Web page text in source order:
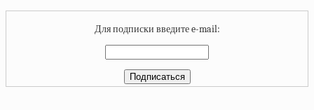
Для подписки введите e-mail: